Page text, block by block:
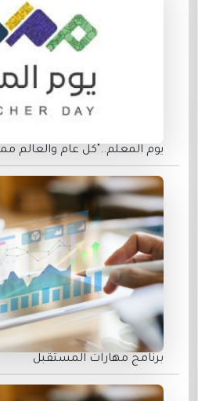
يوم المعلم.."كل عام والعالم
برنامج مهارات المستقبل